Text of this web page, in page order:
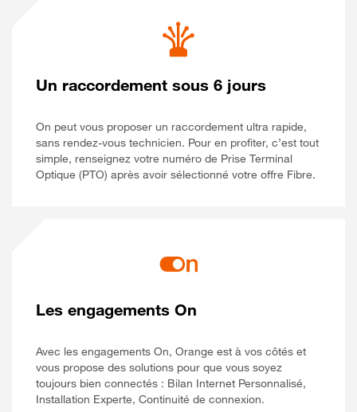
Un raccordement sous 6 jours
On peut vous proposer un raccordement ultra rapide,
sans rendez-vous technicien. Pour en profiter, c’est tout
simple, renseignez votre numéro de Prise Terminal
Optique (PTO) après avoir sélectionné votre offre Fibre.
Les engagements On
Avec les engagements On, Orange est à vos côtés et
vous propose des solutions pour que vous soyez
toujours bien connectés : Bilan Internet Personnalisé,
Installation Experte, Continuité de connexion.